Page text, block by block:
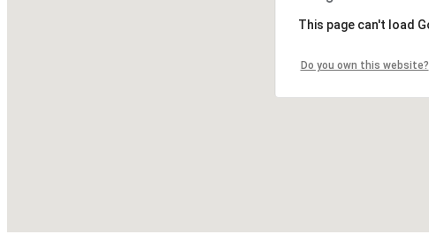
This page can't load
Do you own this website?